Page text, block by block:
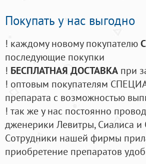
Покупать у нас выгодно
! каждому новому покупателю
последующие покупки
! БЕСПЛАТНАЯ ДОСТАВКА при
! оптовым покупателям
препарата с возможностью
! так же у нас постоянно
дженерики Левитры, Сиалиса
Cотрудники нашей фирмы
приобретение препаратов